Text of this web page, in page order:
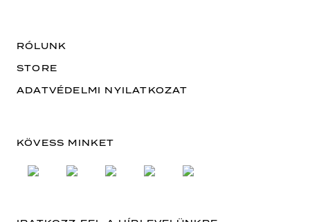
RÓLUNK
STORE
ADATVÉDELMI NYILATKOZAT
KÖVESS MINKET